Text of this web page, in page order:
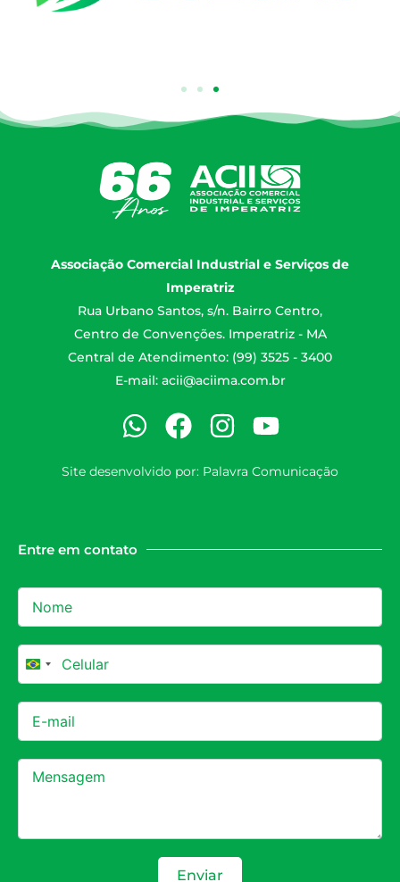
Associação Comercial Industrial e Serviços de
Imperatriz
Rua Urbano Santos, s/n. Bairro Centro,
Centro de Convenções. Imperatriz - MA
Central de Atendimento: (99) 3525 - 3400
E-mail: acii@aciima.com.br
Site desenvolvido por: Palavra Comunicação
Entre em contato
Brazil +55
Enviar